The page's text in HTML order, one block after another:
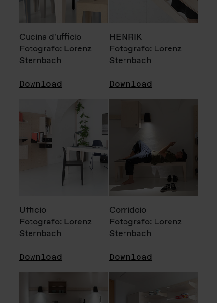
Cucina d'ufficio
Fotografo: Lorenz
Sternbach
Download
HENRIK
Fotografo: Lorenz
Sternbach
Download
Ufficio
Fotografo: Lorenz
Sternbach
Download
Corridoio
Fotografo: Lorenz
Sternbach
Download